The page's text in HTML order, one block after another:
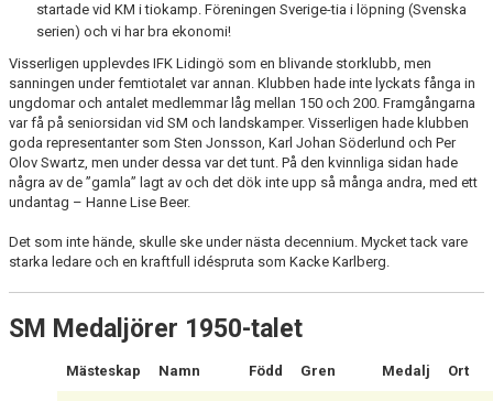
startade vid KM i tiokamp. Föreningen Sverige-tia i löpning (Svenska
serien) och vi har bra ekonomi!
Visserligen upplevdes IFK Lidingö som en blivande storklubb, men
sanningen under femtiotalet var annan. Klubben hade inte lyckats fånga in
ungdomar och antalet medlemmar låg mellan 150 och 200. Framgångarna
var få på seniorsidan vid SM och landskamper. Visserligen hade klubben
goda representanter som Sten Jonsson, Karl Johan Söderlund och Per
Olov Swartz, men under dessa var det tunt. På den kvinnliga sidan hade
några av de ”gamla” lagt av och det dök inte upp så många andra, med ett
undantag – Hanne Lise Beer.
Det som inte hände, skulle ske under nästa decennium. Mycket tack vare
starka ledare och en kraftfull idéspruta som Kacke Karlberg.
SM Medaljörer 1950-talet
Mästeskap Namn Född Gren Medalj Ort